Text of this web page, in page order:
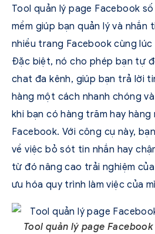
Tool quản lý page Facebook
mềm giúp bạn quản lý và nhắn
nhiều trang Facebook cùng
Đặc biệt, nó cho phép bạn tự
chat đa kênh, giúp bạn trả lời
hàng một cách nhanh chóng
khi bạn có hàng trăm hay
Facebook. Với công cụ này,
về việc bỏ sót tin nhắn hay
từ đó nâng cao trải nghiệm
ưu hóa quy trình làm việc của
Tool quản lý page